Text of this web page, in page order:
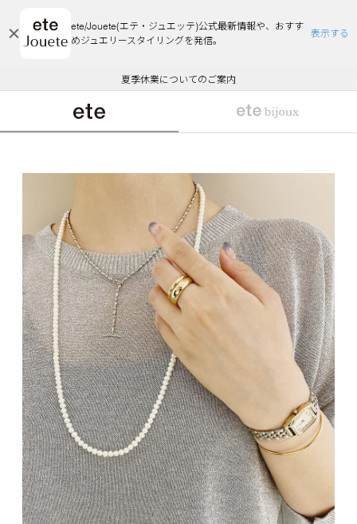
ete/Jouete(エテ・ジュエッテ)公式最新情報や、おすす
めジュエリースタイリングを発信。
表示する
エコラッピング及びエコポイント付与のご案内
ご注文いただいたお品物のお届け状況について
夏季休業についてのご案内
WEB Limited Items >>
採用のご案内
悪質な偽サイトにご注意ください
エコラッピング及びエコポイント付与のご案内
ご注文いただいたお品物のお届け状況について